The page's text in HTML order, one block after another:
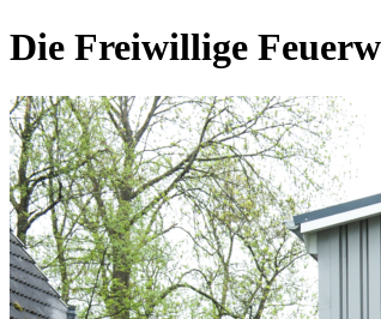
Die Freiwillige